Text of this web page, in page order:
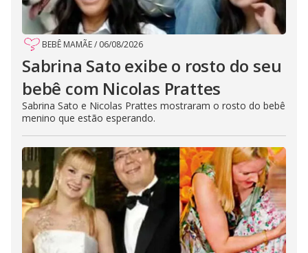
BEBÊ MAMÃE/ 06/08/2026
Sabrina Sato exibe o rosto do seu
bebê com Nicolas Prattes
Sabrina Sato e Nicolas Prattes mostraram o rosto do bebê
menino que estão esperando.